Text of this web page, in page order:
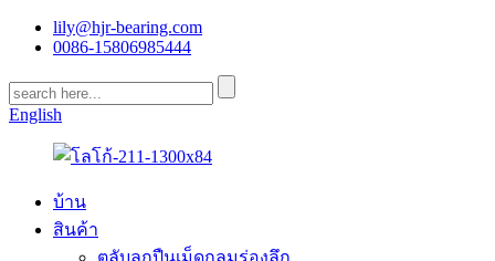
lily@hjr-bearing.com
0086-15806985444
English
บ้าน
สินค้า
ตลับลูกปืนเม็ดกลมร่องลึก